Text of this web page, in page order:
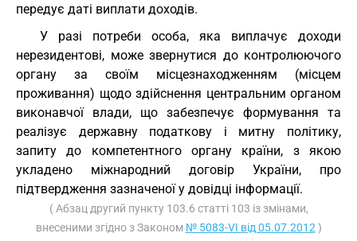
передує даті виплати доходів.
У разі потреби особа, яка виплачує доходи
нерезидентові, може звернутися до контролюючого
органу за своїм місцезнаходженням (місцем
проживання) щодо здійснення центральним органом
виконавчої влади, що забезпечує формування та
реалізує державну податкову і митну політику,
запиту до компетентного органу країни, з якою
укладено міжнародний договір України, про
підтвердження зазначеної у довідці інформації.
( Абзац другий пункту 103.6 статті 103 із змінами,
внесеними згідно з Законом № 5083-VI від 05.07.2012 )